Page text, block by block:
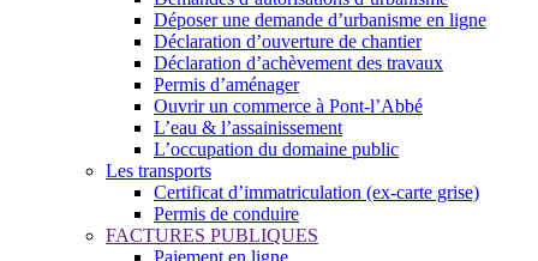
Déposer une demande d’urbanisme en ligne
Déclaration d’ouverture de chantier
Déclaration d’achèvement des travaux
Permis d’aménager
Ouvrir un commerce à Pont-l’Abbé
L’eau & l’assainissement
L’occupation du domaine public
Les transports
Certificat d’immatriculation (ex-carte grise)
Permis de conduire
FACTURES PUBLIQUES
Paiement en ligne